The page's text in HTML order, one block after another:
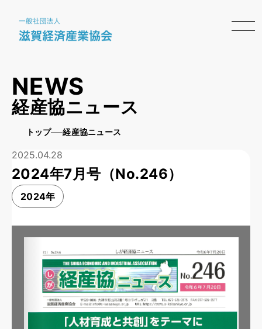
NEWS
経産協ニュース
トップ 経産協ニュース
2025.04.28
2024年7月号（No.246）
2024年